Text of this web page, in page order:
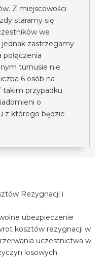
Z miejscowości
staramy się
we
zastrzegamy
połączenia
turnusie nie
6 osób na
takim przypadku
o
z którego będzie
Rezygnacji i
ubezpieczenie
kosztów rezygnacji w
uczestnictwa w
losowych